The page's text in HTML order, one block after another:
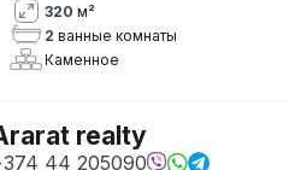
320 м²
2 ванные комнаты
Каменное
realty
44 205090